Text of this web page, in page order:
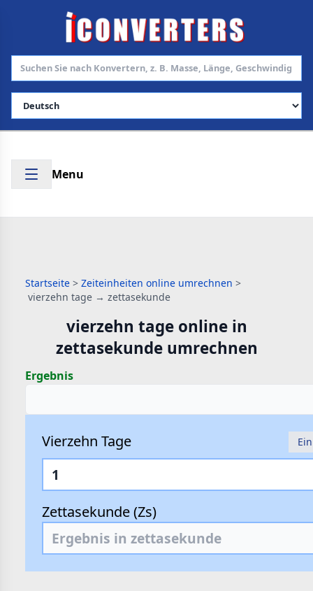
Sprache auswählen
Menu
Startseite > Zeiteinheiten online umrechnen >
vierzehn tage → zettasekunde
vierzehn tage online in
zettasekunde umrechnen
Ergebnis
Vierzehn Tage
Zettasekunde (Zs)